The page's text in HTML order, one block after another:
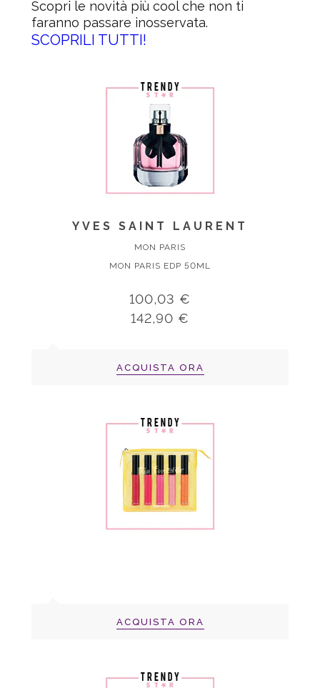
Scopri le novità più cool che non ti
faranno passare inosservata.
SCOPRILI TUTTI!
YVES SAINT LAURENT
MON PARIS
MON PARIS EDP 50ML
100,03 €
142,90 €
ACQUISTA ORA
ACQUISTA ORA